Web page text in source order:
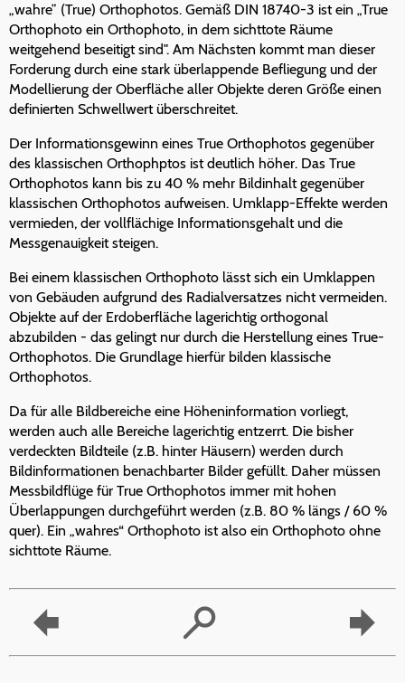
„wahre” (True) Orthophotos. Gemäß DIN 18740-3 ist ein „True
Orthophoto ein Orthophoto, in dem sichttote Räume
weitgehend beseitigt sind". Am Nächsten kommt man dieser
Forderung durch eine stark überlappende Befliegung und der
Modellierung der Oberfläche aller Objekte deren Größe einen
definierten Schwellwert überschreitet.
Der Informationsgewinn eines True Orthophotos gegenüber
des klassischen Orthophptos ist deutlich höher. Das True
Orthophotos kann bis zu 40 % mehr Bildinhalt gegenüber
klassischen Orthophotos aufweisen. Umklapp-Effekte werden
vermieden, der vollflächige Informationsgehalt und die
Messgenauigkeit steigen.
Bei einem klassischen Orthophoto lässt sich ein Umklappen
von Gebäuden aufgrund des Radialversatzes nicht vermeiden.
Objekte auf der Erdoberfläche lagerichtig orthogonal
abzubilden - das gelingt nur durch die Herstellung eines True-
Orthophotos. Die Grundlage hierfür bilden klassische
Orthophotos.
Da für alle Bildbereiche eine Höheninformation vorliegt,
werden auch alle Bereiche lagerichtig entzerrt. Die bisher
verdeckten Bildteile (z.B. hinter Häusern) werden durch
Bildinformationen benachbarter Bilder gefüllt. Daher müssen
Messbildflüge für True Orthophotos immer mit hohen
Überlappungen durchgeführt werden (z.B. 80 % längs / 60 %
quer). Ein „wahres“ Orthophoto ist also ein Orthophoto ohne
sichttote Räume.